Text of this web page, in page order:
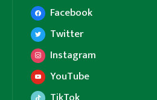
Facebook
Twitter
Instagram
YouTube